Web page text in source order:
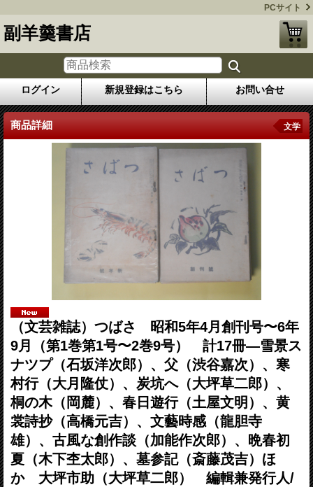
PCサイト
副羊羹書店
ログイン 新規登録はこちら お問い合せ
商品詳細 文学
（文芸雑誌）つばさ 昭和5年4月創刊号〜6年
9月（第1巻第1号〜2巻9号） 計17冊―雪景ス
ナツプ（石坂洋次郎）、父（渋谷嘉次）、寒
村行（大月隆仗）、炭坑へ（大坪草二郎）、
桐の木（岡麓）、春日遊行（土屋文明）、黄
裳詩抄（高橋元吉）、文藝時感（龍胆寺
雄）、古風な創作談（加能作次郎）、晩春初
夏（木下杢太郎）、墓参記（斎藤茂吉）ほ
か 大坪市助（大坪草二郎） 編輯兼発行人/